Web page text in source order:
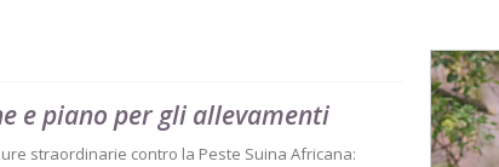
e piano per gli allevamenti
straordinarie contro la Peste Suina Africana: